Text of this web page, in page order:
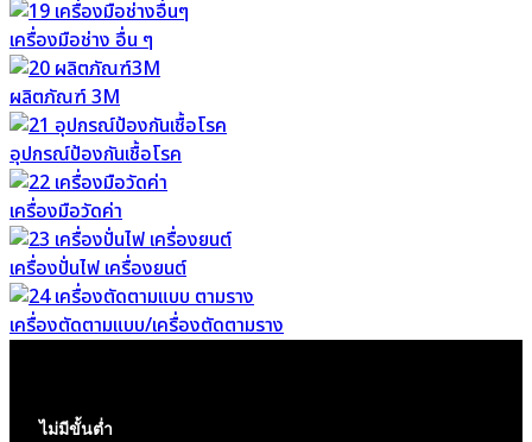
เครื่องมือช่าง อื่น ๆ
ผลิตภัณฑ์ 3M
อุปกรณ์ป้องกันเชื้อโรค
เครื่องมือวัดค่า
เครื่องปั่นไฟ เครื่องยนต์
เครื่องตัดตามแบบ/เครื่องตัดตามราง
ไม่มีขั้นต่ำ